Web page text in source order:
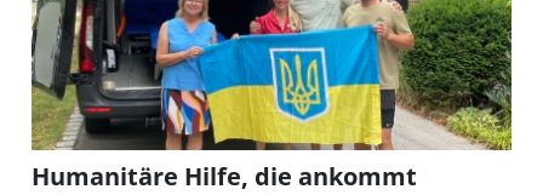
Humanitäre Hilfe, die ankommt